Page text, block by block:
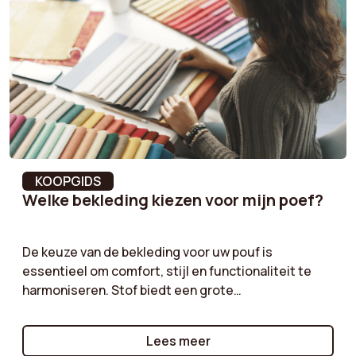
Armleuning vulling Synthetische vezels
Hoogte armleuning
Materiaal onderstel
Massief hout en
multiplex
Aanbevolen aantal
personen voor
montage
1
Rugleuning vulling Synthetische vezels
Breedte rugleuning
Hoogte rugleuning
KOOPGIDS
Welke bekleding kiezen voor mijn poef?
De keuze van de bekleding voor uw pouf is
essentieel om comfort, stijl en functionaliteit te
harmoniseren. Stof biedt een grote
corduroy een retro touch geeft. Klassiek fluweel is
perfect voor een chique sfeer, en bouclé zorgt voor
Lees meer